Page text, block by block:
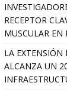
RECEPTOR
MUSCULAR EN
LA EXTENSIÓN
ALCANZA UN